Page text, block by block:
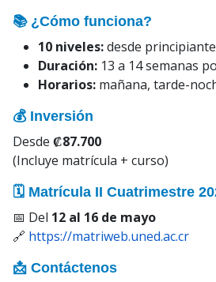
📚 ¿Cómo funciona?
10 niveles:desde
Duración: 13 a 14 semanas
Horarios: mañana, tarde-
💰 Inversión
Desde ₡87.700
(Incluye matrícula + curso)
🗓 Matrícula II Cuatrimestre
📅 Del 12 al 16 de mayo
🔗 https://matriweb.uned.ac.cr
📩 Contáctenos